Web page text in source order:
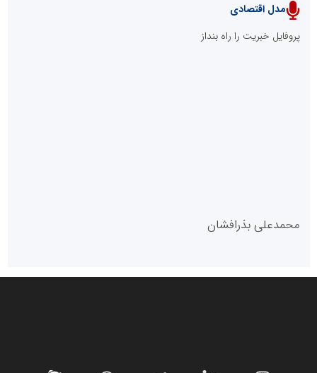
پایگاه خبری نهضت ملی مسکن
پایگاه خبری گفتمان یزد
مدل اقتصادی
پروفایل خبریت را راه بنداز
محمدعلی بذرافشان